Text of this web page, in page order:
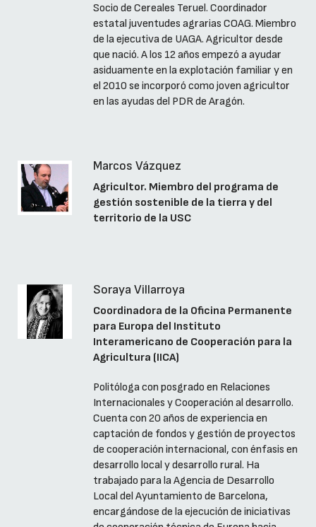
Socio de Cereales Teruel. Coordinador
estatal juventudes agrarias COAG. Miembro
de la ejecutiva de UAGA. Agricultor desde
que nació. A los 12 años empezó a ayudar
asiduamente en la explotación familiar y en
el 2010 se incorporó como joven agricultor
en las ayudas del PDR de Aragón.
Marcos Vázquez
Agricultor. Miembro del programa de
gestión sostenible de la tierra y del
territorio de la USC
Soraya Villarroya
Coordinadora de la Oficina Permanente
para Europa del Instituto
Interamericano de Cooperación para la
Agricultura (IICA)
Politóloga con posgrado en Relaciones
Internacionales y Cooperación al desarrollo.
Cuenta con 20 años de experiencia en
captación de fondos y gestión de proyectos
de cooperación internacional, con énfasis en
desarrollo local y desarrollo rural. Ha
trabajado para la Agencia de Desarrollo
Local del Ayuntamiento de Barcelona,
encargándose de la ejecución de iniciativas